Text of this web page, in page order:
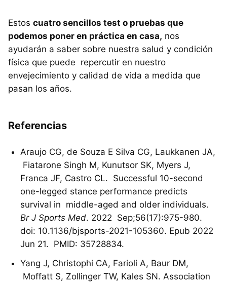
Estos cuatro sencillos test o pruebas que
podemos poner en práctica en casa, nos
ayudarán a saber sobre nuestra salud y condición
física que puede repercutir en nuestro
envejecimiento y calidad de vida a medida que
pasan los años.
Referencias
Araujo CG, de Souza E Silva CG, Laukkanen JA,
Fiatarone Singh M, Kunutsor SK, Myers J,
Franca JF, Castro CL. Successful 10-second
one-legged stance performance predicts
survival in middle-aged and older individuals.
Br J Sports Med. 2022 Sep;56(17):975-980.
doi: 10.1136/bjsports-2021-105360. Epub 2022
Jun 21. PMID: 35728834.
Yang J, Christophi CA, Farioli A, Baur DM,
Moffatt S, Zollinger TW, Kales SN. Association